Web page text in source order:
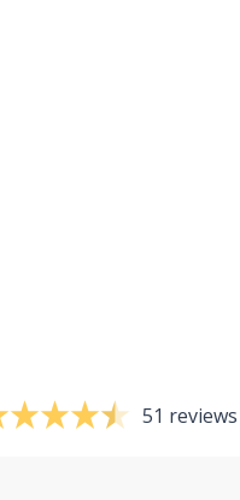
51 reviews